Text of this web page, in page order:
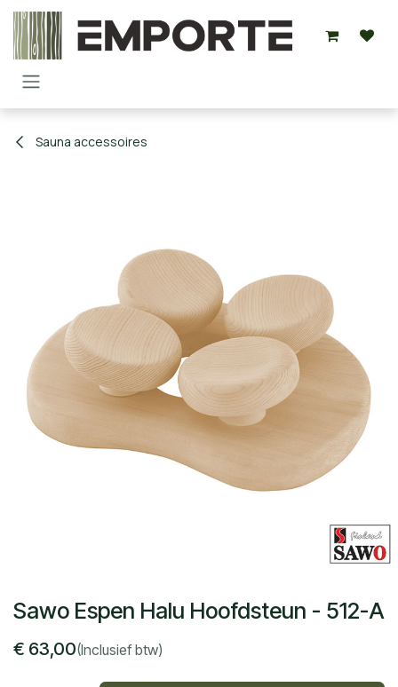
Overslaan naar inhoud
Sauna accessoires
Sawo Espen Halu Hoofdsteun - 512-A
€ 63,00(Inclusief btw)